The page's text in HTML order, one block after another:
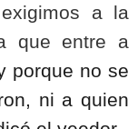
a la
que entre a
porque no se
ni a quien